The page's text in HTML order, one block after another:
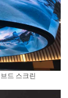
드 스크린